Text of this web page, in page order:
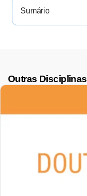
Sumário
Outras Disciplinas